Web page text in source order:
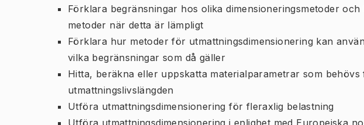
Förklara begränsningar hos olika dimensioneringsmetoder
metoder när detta är lämpligt
Förklara hur metoder för utmattningsdimensionering kan
vilka begränsningar som då gäller
Hitta, beräkna eller uppskatta materialparametrar som
utmattningslivslängden
Utföra utmattningsdimensionering för fleraxlig belastning
Utföra utmattningsdimensionering i enlighet med Europeiska